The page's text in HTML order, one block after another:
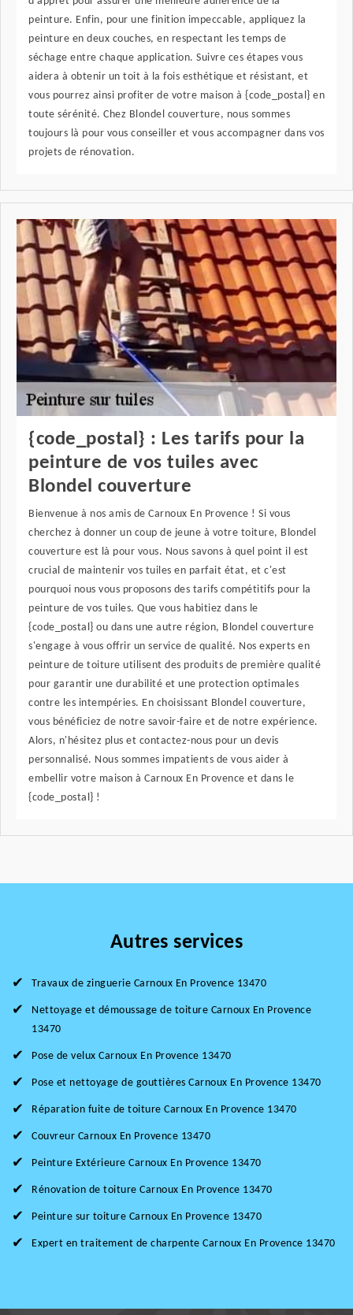
peinture. Enfin, pour une finition impeccable, appliquez la
peinture en deux couches, en respectant les temps de
séchage entre chaque application. Suivre ces étapes vous
aidera à obtenir un toit à la fois esthétique et résistant, et
vous pourrez ainsi profiter de votre maison à {code_postal} en
toute sérénité. Chez Blondel couverture, nous sommes
toujours là pour vous conseiller et vous accompagner dans vos
projets de rénovation.
{code_postal} : Les tarifs pour la
peinture de vos tuiles avec
Blondel couverture
Bienvenue à nos amis de Carnoux En Provence ! Si vous
cherchez à donner un coup de jeune à votre toiture, Blondel
couverture est là pour vous. Nous savons à quel point il est
crucial de maintenir vos tuiles en parfait état, et c'est
pourquoi nous vous proposons des tarifs compétitifs pour la
peinture de vos tuiles. Que vous habitiez dans le
{code_postal} ou dans une autre région, Blondel couverture
s'engage à vous offrir un service de qualité. Nos experts en
peinture de toiture utilisent des produits de première qualité
pour garantir une durabilité et une protection optimales
contre les intempéries. En choisissant Blondel couverture,
vous bénéficiez de notre savoir-faire et de notre expérience.
Alors, n'hésitez plus et contactez-nous pour un devis
personnalisé. Nous sommes impatients de vous aider à
embellir votre maison à Carnoux En Provence et dans le
{code_postal} !
Autres services
Travaux de zinguerie Carnoux En Provence 13470
Nettoyage et démoussage de toiture Carnoux En Provence
13470
Pose de velux Carnoux En Provence 13470
Pose et nettoyage de gouttières Carnoux En Provence 13470
Réparation fuite de toiture Carnoux En Provence 13470
Couvreur Carnoux En Provence 13470
Peinture Extérieure Carnoux En Provence 13470
Rénovation de toiture Carnoux En Provence 13470
Peinture sur toiture Carnoux En Provence 13470
Expert en traitement de charpente Carnoux En Provence 13470